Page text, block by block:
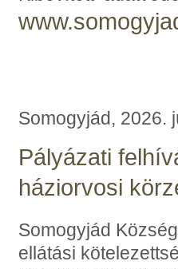
Somogyjád, 2026.
Pályázati
háziorvosi
Somogyjád
ellátási